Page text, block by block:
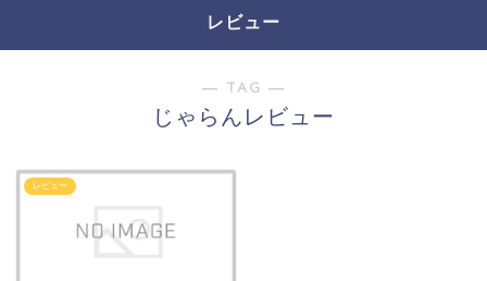
レビュー
― TAG ―
じゃらんレビュー
レビュー